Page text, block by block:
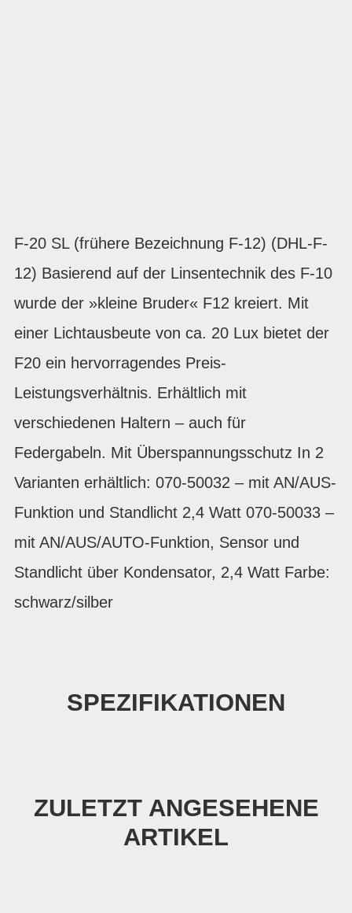
F-20 SL (frühere Bezeichnung F-12) (DHL-F-
12) Basierend auf der Linsentechnik des F-10
wurde der »kleine Bruder« F12 kreiert. Mit
einer Lichtausbeute von ca. 20 Lux bietet der
F20 ein hervorragendes Preis-
Leistungsverhältnis. Erhältlich mit
verschiedenen Haltern – auch für
Federgabeln. Mit Überspannungsschutz In 2
Varianten erhältlich: 070-50032 – mit AN/AUS-
Funktion und Standlicht 2,4 Watt 070-50033 –
mit AN/AUS/AUTO-Funktion, Sensor und
Standlicht über Kondensator, 2,4 Watt Farbe:
schwarz/silber
SPEZIFIKATIONEN
ZULETZT ANGESEHENE
ARTIKEL